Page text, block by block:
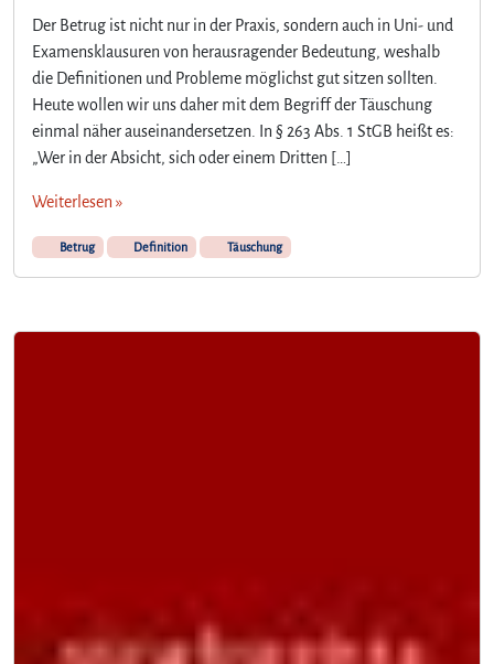
Der Betrug ist nicht nur in der Praxis, sondern auch in Uni- und
Examensklausuren von herausragender Bedeutung, weshalb
die Definitionen und Probleme möglichst gut sitzen sollten.
Heute wollen wir uns daher mit dem Begriff der Täuschung
einmal näher auseinandersetzen. In § 263 Abs. 1 StGB heißt es:
„Wer in der Absicht, sich oder einem Dritten […]
Weiterlesen »
Betrug Definition Täuschung